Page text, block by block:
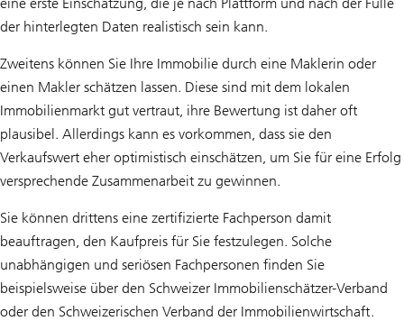
der hinterlegten Daten realistisch sein kann.
Zweitens können Sie Ihre Immobilie durch eine Maklerin oder
einen Makler schätzen lassen. Diese sind mit dem lokalen
Immobilienmarkt gut vertraut, ihre Bewertung ist daher oft
plausibel. Allerdings kann es vorkommen, dass sie den
Verkaufswert eher optimistisch einschätzen, um Sie für eine Erfolg
versprechende Zusammenarbeit zu gewinnen.
Sie können drittens eine zertifizierte Fachperson damit
beauftragen, den Kaufpreis für Sie festzulegen. Solche
unabhängigen und seriösen Fachpersonen finden Sie
beispielsweise über den Schweizer Immobilienschätzer-Verband
oder den Schweizerischen Verband der Immobilienwirtschaft.